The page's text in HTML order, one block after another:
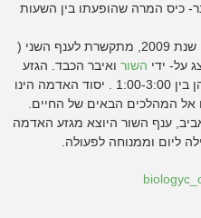
כיס המרה שהופעתו בין השעות
הגזע הינו יסוד המים. השנה הנוכחית, שנת 2009, מתקשרת לענף השני (
השור ואיבר הכבד. הגזע
הינו יסוד האדמה. שעות איבר הכבד הן בין 1:00-3:00 . יסוד האדמה הינו
אל המהלכים הבאים של החיים.
ענף השור היוצא מגזע האדמה
ליום וממנוחה לפעולה.